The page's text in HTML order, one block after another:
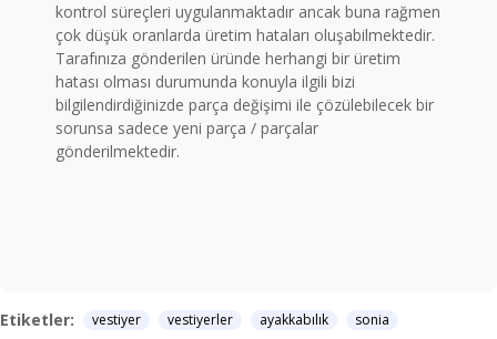
kontrol süreçleri uygulanmaktadır ancak buna rağmen
çok düşük oranlarda üretim hataları oluşabilmektedir.
Tarafınıza gönderilen üründe herhangi bir üretim
hatası olması durumunda konuyla ilgili bizi
bilgilendirdiğinizde parça değişimi ile çözülebilecek bir
sorunsa sadece yeni parça / parçalar
gönderilmektedir.
Etiketler: vestiyer vestiyerler ayakkabılık
sonia